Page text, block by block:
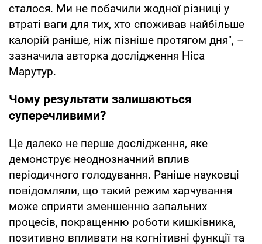
сталося. Ми не побачили жодної різниці у
втраті ваги для тих, хто споживав найбільше
калорій раніше, ніж пізніше протягом дня", –
зазначила авторка дослідження Ніса
Марутур.
Чому результати залишаються
суперечливими?
Це далеко не перше дослідження, яке
демонструє неоднозначний вплив
періодичного голодування. Раніше науковці
повідомляли, що такий режим харчування
може сприяти зменшенню запальних
процесів, покращенню роботи кишківника,
позитивно впливати на когнітивні функції та